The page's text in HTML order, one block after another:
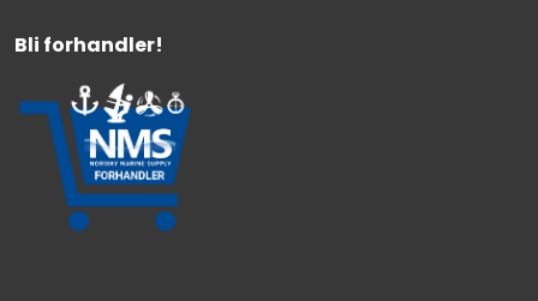
Bli forhandler!